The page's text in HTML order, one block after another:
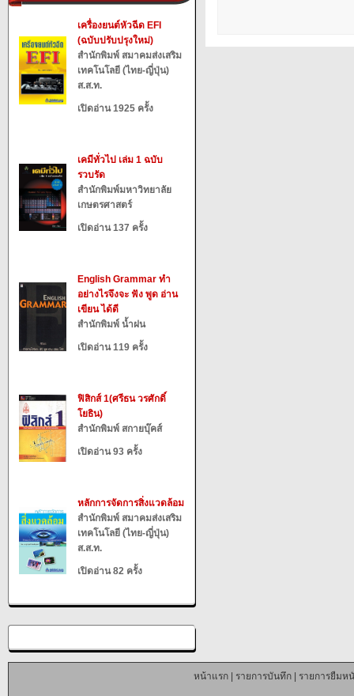
เครื่องยนต์หัวฉีด EFI
(ฉบับปรับปรุงใหม่)
สำนักพิมพ์ สมาคมส่งเสริม
เทคโนโลยี (ไทย-ญี่ปุ่น)
ส.ส.ท.
เปิดอ่าน 1925 ครั้ง
เคมีทั่วไป เล่ม 1 ฉบับ
รวบรัด
สำนักพิมพ์มหาวิทยาลัย
เกษตรศาสตร์
เปิดอ่าน 137 ครั้ง
English Grammar ทำ
อย่างไรจึงจะ ฟัง พูด อ่าน
เขียน ได้ดี
สำนักพิมพ์ น้ำฝน
เปิดอ่าน 119 ครั้ง
ฟิสิกส์ 1(ศรีธน วรศักดิ์
โยธิน)
สำนักพิมพ์ สกายบุ๊คส์
เปิดอ่าน 93 ครั้ง
หลักการจัดการสิ่งแวดล้อม
สำนักพิมพ์ สมาคมส่งเสริม
เทคโนโลยี (ไทย-ญี่ปุ่น)
ส.ส.ท.
เปิดอ่าน 82 ครั้ง
หน้าแรก| รายการบันทึก| รายการยืมห